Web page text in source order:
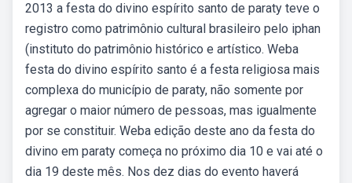
2013 a festa do divino espírito santo de paraty teve o
registro como patrimônio cultural brasileiro pelo iphan
(instituto do patrimônio histórico e artístico. Weba
festa do divino espírito santo é a festa religiosa mais
complexa do município de paraty, não somente por
agregar o maior número de pessoas, mas igualmente
por se constituir. Weba edição deste ano da festa do
divino em paraty começa no próximo dia 10 e vai até o
dia 19 deste mês. Nos dez dias do evento haverá